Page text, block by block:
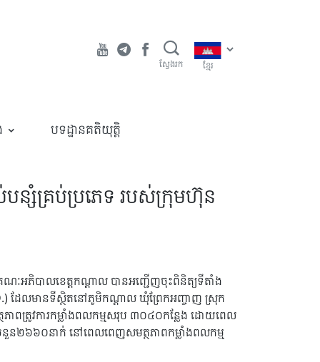
ស្វែងរក ខ្មែរ
បទដ្ឋានគតិយុត្តិ
បន្សំគ្រប់ប្រភេទ របស់ក្រុមហ៊ុន
ណៈអភិបាលខេត្តកណ្តាល បានអញ្ជើញចុះពិនិត្យទីតាំង
ដែលមានទីស្ថិតនៅភូមិកណ្តាល ឃុំព្រែកអញ្ចាញ ស្រុក
ាពត្រូវការកម្លាំងពលកម្មសរុប ៣០៤០កន្លែង ដោយពេល
ចំនួន២៦៦០នាក់ នៅពេលពេញសមត្ថភាពកម្លាំងពលកម្ម